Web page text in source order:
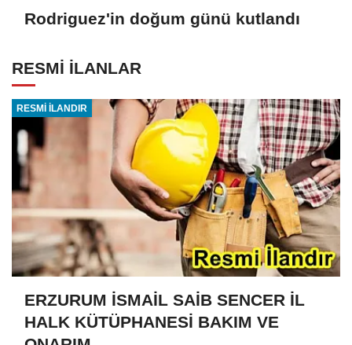
Rodriguez'in doğum günü kutlandı
RESMİ İLANLAR
RESMİ İLANDIR
ERZURUM İSMAİL SAİB SENCER İL
HALK KÜTÜPHANESİ BAKIM VE